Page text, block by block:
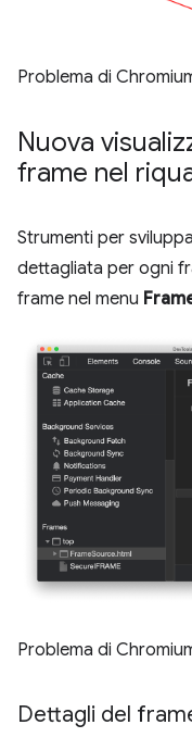
Problema di
Nuova
frame nel
Strumenti per
dettagliata per ogni
frame nel menu
Problema di
Dettagli del